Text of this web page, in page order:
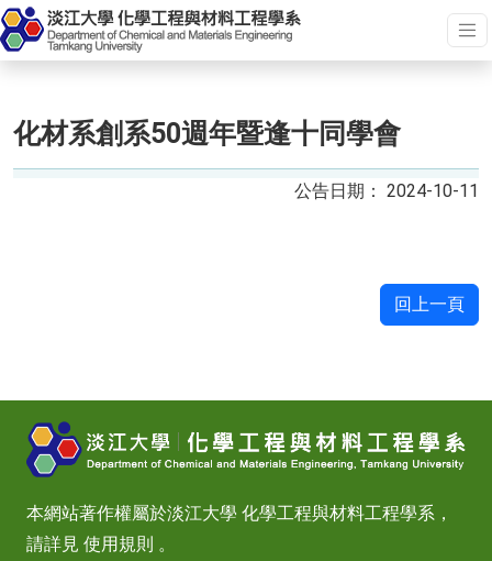
化材系創系50週年暨逢十同學會
2024-10-11
回上一頁
本網站著作權屬於淡江大學 化學工程與材料工程學系，
請詳見 使用規則 。